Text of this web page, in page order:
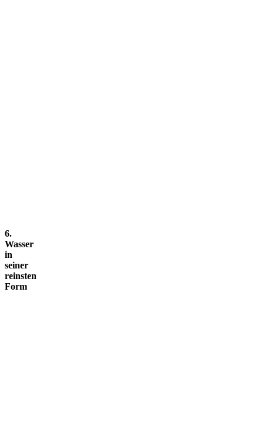
6.
Wasser
in
seiner
reinsten
Form